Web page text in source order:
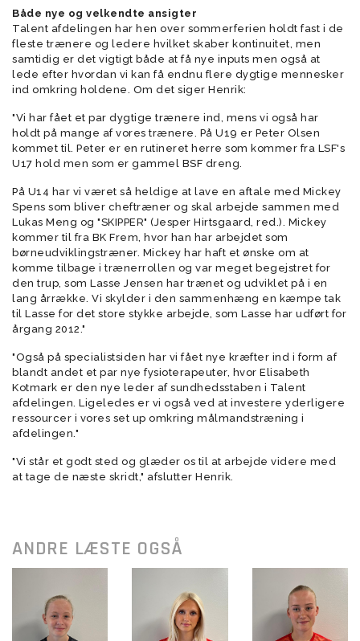
Både nye og velkendte ansigter
Talent afdelingen har hen over sommerferien holdt fast i de
fleste trænere og ledere hvilket skaber kontinuitet, men
samtidig er det vigtigt både at få nye inputs men også at
lede efter hvordan vi kan få endnu flere dygtige mennesker
ind omkring holdene. Om det siger Henrik:
"Vi har fået et par dygtige trænere ind, mens vi også har
holdt på mange af vores trænere. På U19 er Peter Olsen
kommet til. Peter er en rutineret herre som kommer fra LSF's
U17 hold men som er gammel BSF dreng.
På U14 har vi været så heldige at lave en aftale med Mickey
Spens som bliver cheftræner og skal arbejde sammen med
Lukas Meng og "SKIPPER" (Jesper Hirtsgaard, red.). Mickey
kommer til fra BK Frem, hvor han har arbejdet som
børneudviklingstræner. Mickey har haft et ønske om at
komme tilbage i trænerrollen og var meget begejstret for
den trup, som Lasse Jensen har trænet og udviklet på i en
lang årrække. Vi skylder i den sammenhæng en kæmpe tak
til Lasse for det store stykke arbejde, som Lasse har udført for
årgang 2012."
"Også på specialistsiden har vi fået nye kræfter ind i form af
blandt andet et par nye fysioterapeuter, hvor Elisabeth
Kotmark er den nye leder af sundhedsstaben i Talent
afdelingen. Ligeledes er vi også ved at investere yderligere
ressourcer i vores set up omkring målmandstræning i
afdelingen."
"Vi står et godt sted og glæder os til at arbejde videre med
at tage de næste skridt," afslutter Henrik.
ANDRE LÆSTE OGSÅ